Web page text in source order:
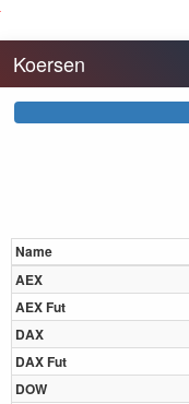
Koersen
Name
AEX
AEX Fut
DAX
DAX Fut
DOW